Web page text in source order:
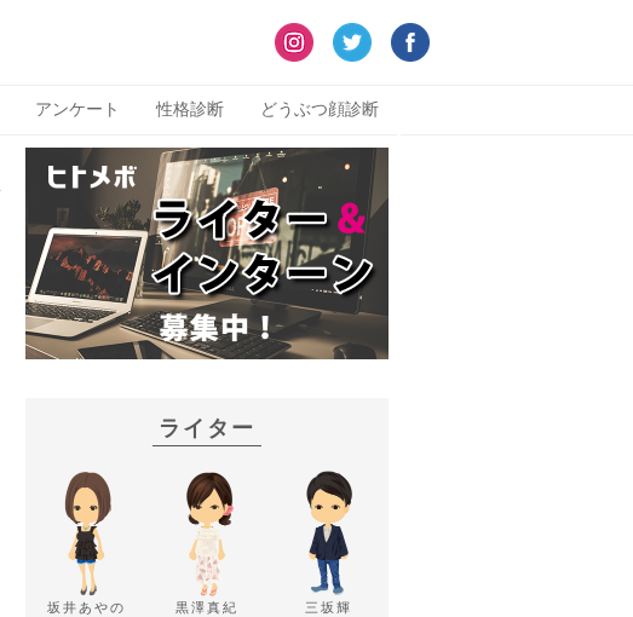
アンケート 性格診断 どうぶつ顔診断
ライター
坂井あやの 黒澤真紀 三坂輝